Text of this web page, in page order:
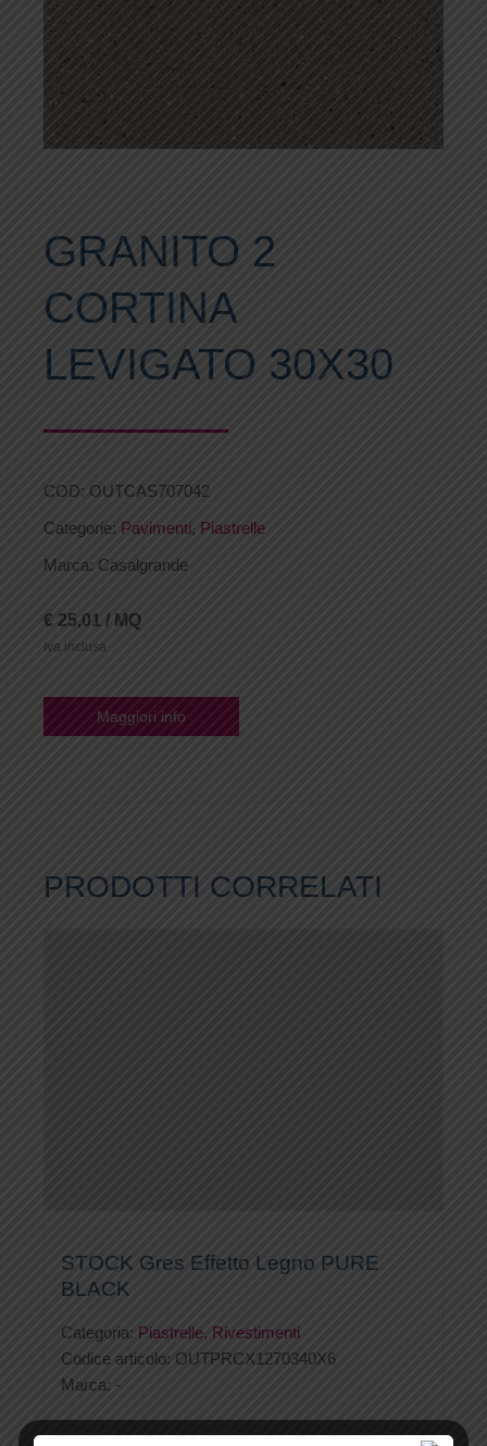
GRANITO 2
CORTINA
LEVIGATO 30X30
COD: OUTCAS707042
Categorie: Pavimenti, Piastrelle
Marca: Casalgrande
€ 25,01 / MQ
Iva inclusa
Maggiori info
PRODOTTI CORRELATI
STOCK Gres Effetto Legno PURE
BLACK
Categoria: Piastrelle, Rivestimenti
Codice articolo: OUTPRCX1270340X6
Marca: -